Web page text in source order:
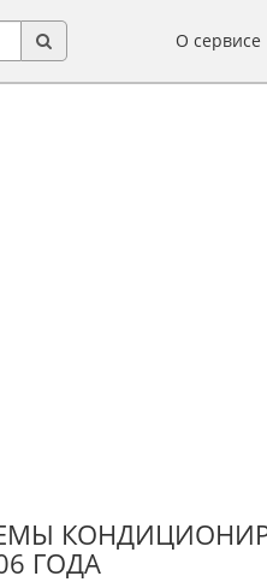
О сервисе
ГОДА